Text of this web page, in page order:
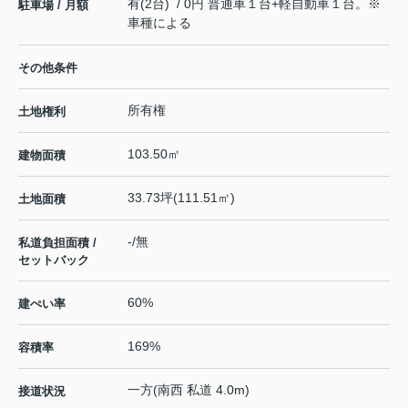
駐車場 / 月額
有(2台) / 0円 普通車１台+軽自動車１台。※
車種による
その他条件
土地権利 所有権
建物面積 103.50㎡
土地面積 33.73坪(111.51㎡)
私道負担面積 /
セットバック
-/無
建ぺい率 60%
容積率 169%
接道状況 一方(南西 私道 4.0m)